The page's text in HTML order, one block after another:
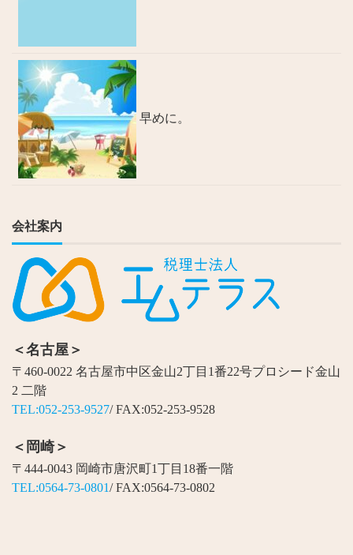
早めに。
会社案内
＜名古屋＞
〒460-0022 名古屋市中区金山2丁目1番22号プロシード金山
2 二階
TEL:052-253-9527/ FAX:052-253-9528
＜岡崎＞
〒444-0043 岡崎市唐沢町1丁目18番一階
TEL:0564-73-0801/ FAX:0564-73-0802